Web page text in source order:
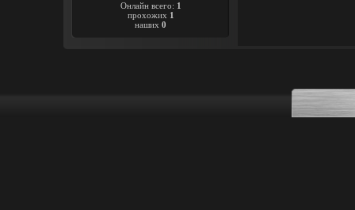
Онлайн всего: 1
прохожих 1
наших 0